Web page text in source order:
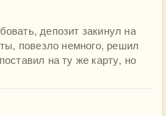
депозит закинул на
повезло немного, решил
на ту же карту, но